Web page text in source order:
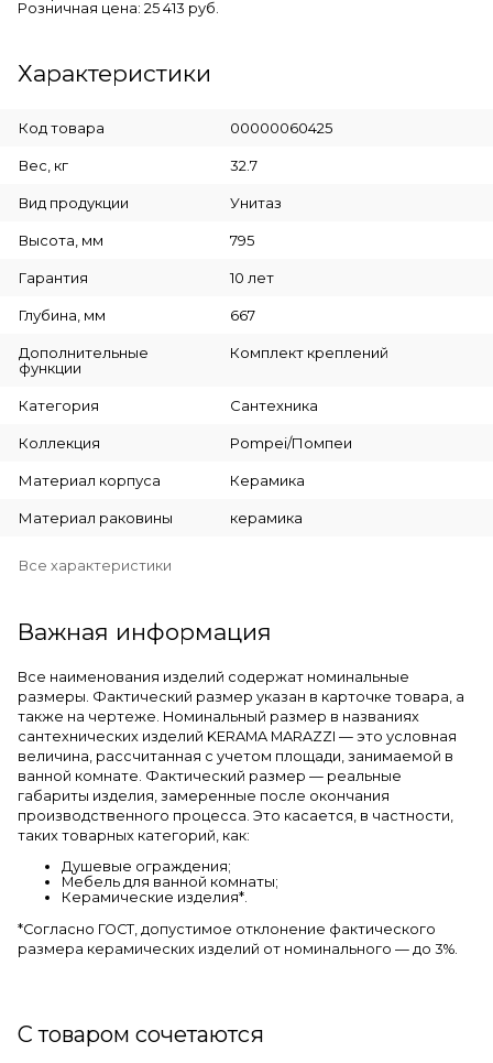
Розничная цена: 25 413 руб.
Характеристики
Код товара 00000060425
Вес, кг 32.7
Вид продукции Унитаз
Высота, мм 795
Гарантия 10 лет
Глубина, мм 667
Дополнительные
функции
Комплект креплений
Категория Сантехника
Коллекция Pompei/Помпеи
Материал корпуса Керамика
Материал раковины керамика
Все характеристики
Важная информация
Все наименования изделий содержат номинальные
размеры. Фактический размер указан в карточке товара, а
также на чертеже. Номинальный размер в названиях
сантехнических изделий KERAMA MARAZZI — это условная
величина, рассчитанная с учетом площади, занимаемой в
ванной комнате. Фактический размер — реальные
габариты изделия, замеренные после окончания
производственного процесса. Это касается, в частности,
таких товарных категорий, как:
Душевые ограждения;
Мебель для ванной комнаты;
Керамические изделия*.
*Cогласно ГОСТ, допустимое отклонение фактического
размера керамических изделий от номинального — до 3%.
С товаром сочетаются